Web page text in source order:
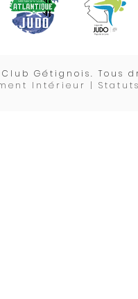
Gétignois. Tous
Intérieur |